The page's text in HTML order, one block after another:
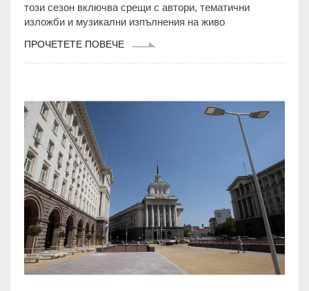
този сезон включва срещи с автори, тематични
изложби и музикални изпълнения на живо
ПРОЧЕТЕТЕ ПОВЕЧЕ